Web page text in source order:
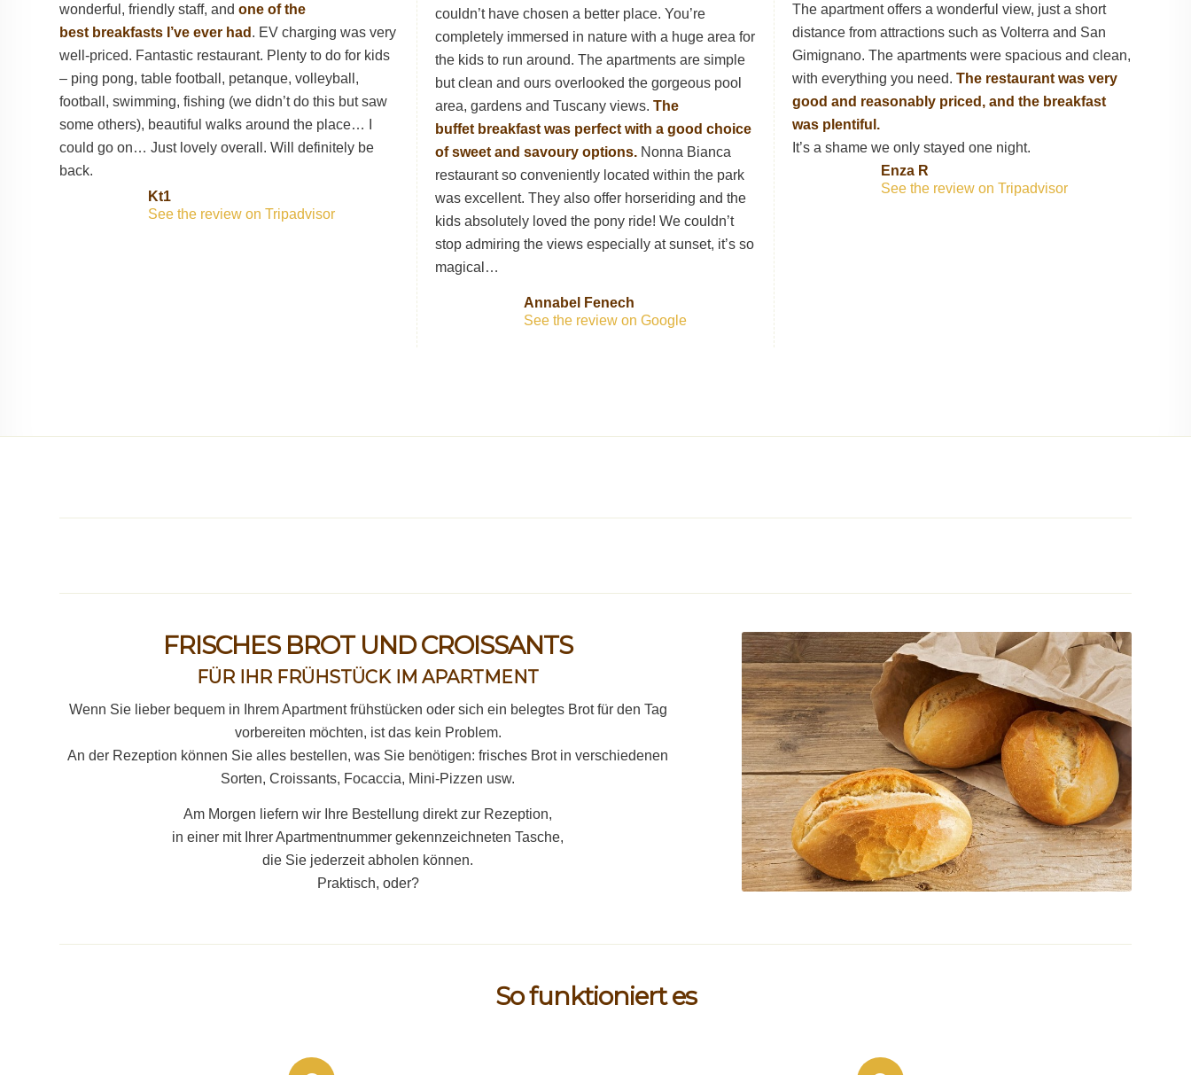
wonderful, friendly staff, and one of the
best breakfasts I’ve ever had . EV charging was very
well-priced. Fantastic restaurant. Plenty to do for kids
– ping pong, table football, petanque, volleyball,
football, swimming, fishing (we didn’t do this but saw
some others), beautiful walks around the place… I
could go on… Just lovely overall. Will definitely be
back.
Kt1
See the review on Tripadvisor
couldn’t have chosen a better place. You’re
completely immersed in nature with a huge area for
the kids to run around. The apartments are simple
but clean and ours overlooked the gorgeous pool
area, gardens and Tuscany views. The
buffet breakfast was perfect with a good choice
of sweet and savoury options. Nonna Bianca
restaurant so conveniently located within the park
was excellent. They also offer horseriding and the
kids absolutely loved the pony ride! We couldn’t
stop admiring the views especially at sunset, it’s so
magical…
Annabel Fenech
See the review on Google
The apartment offers a wonderful view, just a short
distance from attractions such as Volterra and San
Gimignano. The apartments were spacious and clean,
with everything you need. The restaurant was very
good and reasonably priced, and the breakfast
was plentiful.
It’s a shame we only stayed one night.
Enza R
See the review on Tripadvisor
FRISCHES BROT UND CROISSANTS
FÜR IHR FRÜHSTÜCK IM APARTMENT
Wenn Sie lieber bequem in Ihrem Apartment frühstücken oder sich ein belegtes Brot für den Tag
vorbereiten möchten, ist das kein Problem.
An der Rezeption können Sie alles bestellen, was Sie benötigen: frisches Brot in verschiedenen
Sorten, Croissants, Focaccia, Mini-Pizzen usw.
Am Morgen liefern wir Ihre Bestellung direkt zur Rezeption,
in einer mit Ihrer Apartmentnummer gekennzeichneten Tasche,
die Sie jederzeit abholen können.
Praktisch, oder?
So funktioniert es